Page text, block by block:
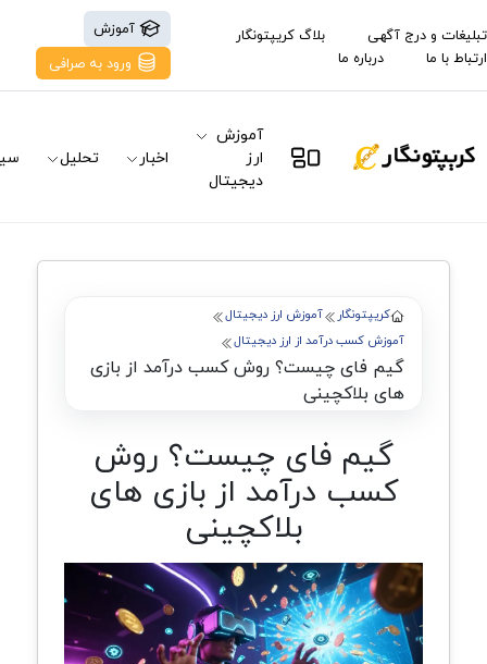
تبلیغات و درج آگهی
بلاگ کریپتونگار
ارتباط با ما
درباره ما
آموزش
ورود به صرافی
آموزش
ارز
دیجیتال
اخبار تحلیل
کریپتونگار
آموزش ارز دیجیتال
آموزش کسب درآمد از ارز دیجیتال
گیم فای چیست؟ روش کسب درآمد از بازی
های بلاکچینی
گیم فای چیست؟ روش
کسب درآمد از بازی های
بلاکچینی